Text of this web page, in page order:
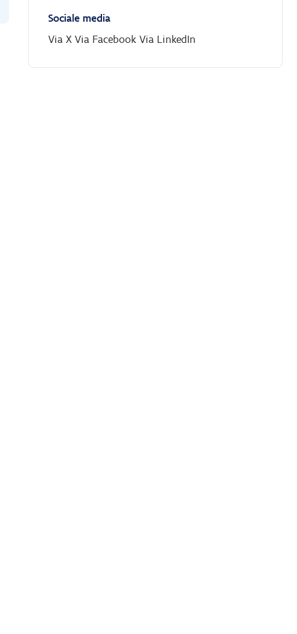
Sociale media
Via X Via Facebook Via LinkedIn